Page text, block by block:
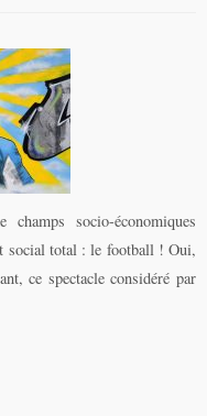
socio-économiques
social total : le football ! Oui,
ce spectacle considéré par